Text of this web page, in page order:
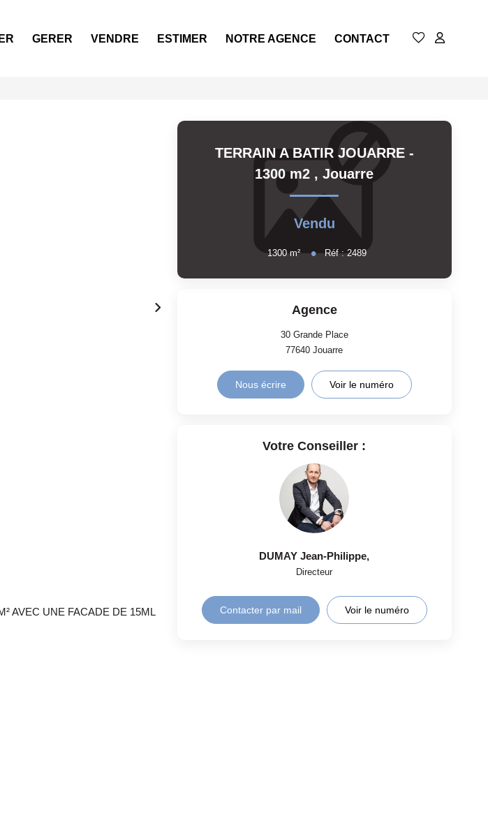
GERER VENDRE ESTIMER NOTRE AGENCE CONTACT
AVEC UNE FACADE DE 15ML
TERRAIN A BATIR JOUARRE -
1300 m2 ,Jouarre
Vendu
1300m² Réf :2489
Agence
30 Grande Place
77640Jouarre
Nous écrire Voir le numéro
Votre Conseiller :
DUMAY Jean-Philippe,
Directeur
Contacter par mail Voir le numéro